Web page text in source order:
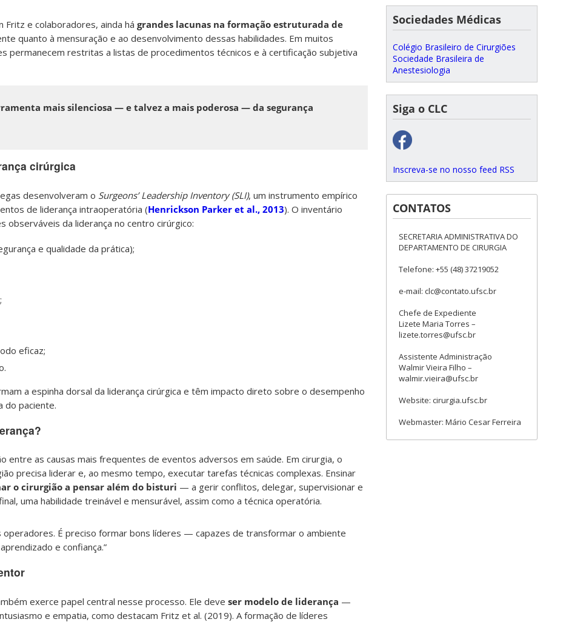
Fritz e colaboradores, ainda há grandes lacunas na formação estruturada de
quanto à mensuração e ao desenvolvimento dessas habilidades. Em muitos
permanecem restritas a listas de procedimentos técnicos e à certificação subjetiva
mais silenciosa — e talvez a mais poderosa — da segurança
cirúrgica
desenvolveram o Surgeons’ Leadership Inventory (SLI), um instrumento empírico
de liderança intraoperatória (Henrickson Parker et al., 2013). O inventário
observáveis da liderança no centro cirúrgico:
e qualidade da prática);
eficaz;
a espinha dorsal da liderança cirúrgica e têm impacto direto sobre o desempenho
do paciente.
entre as causas mais frequentes de eventos adversos em saúde. Em cirurgia, o
precisa liderar e, ao mesmo tempo, executar tarefas técnicas complexas. Ensinar
o cirurgião a pensar além do bisturi — a gerir conflitos, delegar, supervisionar e
uma habilidade treinável e mensurável, assim como a técnica operatória.
operadores. É preciso formar bons líderes — capazes de transformar o ambiente
e confiança.”
exerce papel central nesse processo. Ele deve ser modelo de liderança —
e empatia, como destacam Fritz et al. (2019). A formação de líderes
Sociedades Médicas
Colégio Brasileiro de Cirurgiões
Sociedade Brasileira de
Anestesiologia
Siga o CLC
Inscreva-se no nosso feed RSS
CONTATOS
SECRETARIA ADMINISTRATIVA DO
DEPARTAMENTO DE CIRURGIA
Telefone: +55 (48) 37219052
e-mail: clc@contato.ufsc.br
Chefe de Expediente
Lizete Maria Torres –
lizete.torres@ufsc.br
Assistente Administração
Walmir Vieira Filho –
walmir.vieira@ufsc.br
Website: cirurgia.ufsc.br
Webmaster: Mário Cesar Ferreira